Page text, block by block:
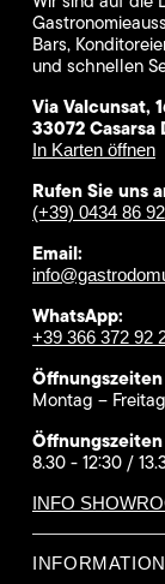
Bars,
und schnellen
Via Valcunsat,
33072 Casarsa
In Karten öffnen
Rufen Sie uns
(+39) 0434 86
Email:
WhatsApp:
+39 366 372 92
Öffnungszeiten
Montag –
8.30 - 12:30 /
INFO